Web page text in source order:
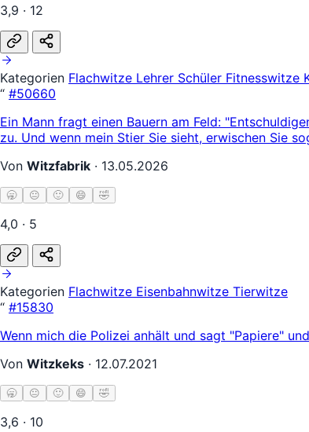
3,9 · 12
Kategorien Flachwitze Lehrer Schüler Fitnesswitze
“ #50660
Ein Mann fragt einen Bauern am Feld:
zu. Und wenn mein Stier Sie sieht, erwischen Sie
Von Witzfabrik · 13.05.2026
🥱 😐 🙂 😄 🤣
4,0 · 5
Kategorien Flachwitze Eisenbahnwitze Tierwitze
“ #15830
Wenn mich die Polizei anhält und sagt "Papiere"
Von Witzkeks · 12.07.2021
🥱 😐 🙂 😄 🤣
3,6 · 10